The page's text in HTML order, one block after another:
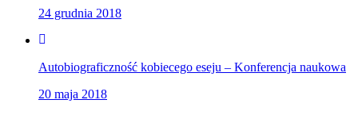
24 grudnia 2018
Autobiograficzność kobiecego eseju – Konferencja naukowa
20 maja 2018